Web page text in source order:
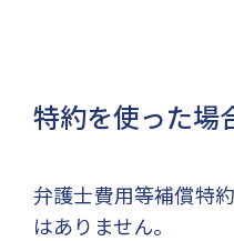
特約を使った場
弁護士費用等補償特
はありません。